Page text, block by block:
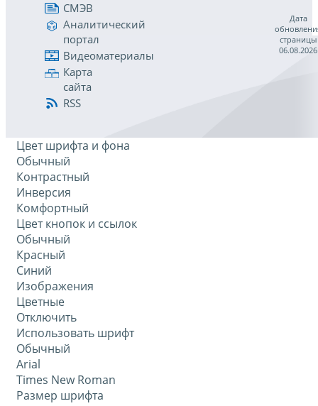
СМЭВ
Аналитический
портал
Видеоматериалы
Карта
сайта
RSS
Дата
страницы
06.08.2026
Цвет шрифта и фона
Обычный
Контрастный
Инверсия
Комфортный
Цвет кнопок и ссылок
Обычный
Красный
Синий
Изображения
Цветные
Отключить
Использовать шрифт
Обычный
Arial
Times New Roman
Размер шрифта